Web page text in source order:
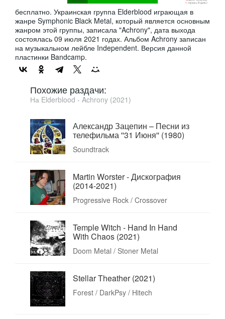
бесплатно. Украинская группа Elderblood играющая в
жанре Symphonic Black Metal, который является основным
жанром этой группы, записала "Achrony", дата выхода
состоялась 09 июля 2021 годах. Альбом Achrony записан
на музыкальном лейбле Independent. Версия данной
пластинки Bandcamp.
Похожие раздачи:
На Elderblood - Achrony (2021)
Александр Зацепин ‎– Песни из
телефильма ''31 Июня'' (1980)
Soundtrack
Martin Worster - Дискография
(2014-2021)
Progressive Rock / Crossover
Temple Witch - Hand In Hand
With Chaos (2021)
Doom Metal / Stoner Metal
Stellar Theather (2021)
Forest / DarkPsy / Hitech